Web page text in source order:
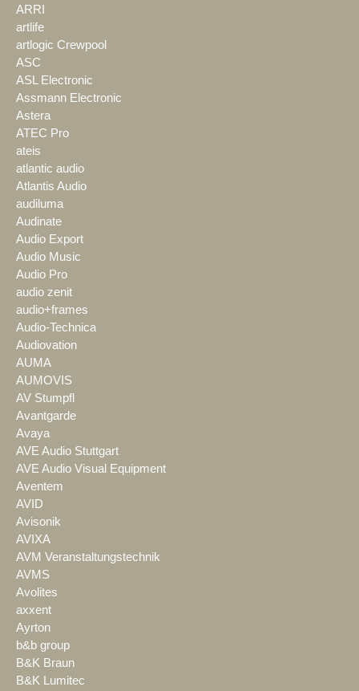
ARRI
artlife
artlogic Crewpool
ASC
ASL Electronic
Assmann Electronic
Astera
ATEC Pro
ateis
atlantic audio
Atlantis Audio
audiluma
Audinate
Audio Export
Audio Music
Audio Pro
audio zenit
audio+frames
Audio-Technica
Audiovation
AUMA
AUMOVIS
AV Stumpfl
Avantgarde
Avaya
AVE Audio Stuttgart
AVE Audio Visual Equipment
Aventem
AVID
Avisonik
AVIXA
AVM Veranstaltungstechnik
AVMS
Avolites
axxent
Ayrton
b&b group
B&K Braun
B&K Lumitec